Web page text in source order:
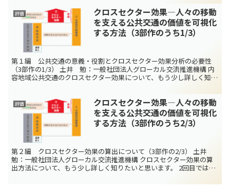
評価
クロスセクター効果―人々の移動
を支える公共交通の価値を可視化
する方法（3部作のうち1/3）
第１編 公共交通の意義・役割とクロスセクター効果分析の必要性
（3部作の1/3） 土井 勉：一般社団法人グローカル交流推進機構 内
容地域公共交通のクロスセクター効果について、もう少し詳しく知り
評価
クロスセクター効果―人々の移動
を支える公共交通の価値を可視化
する方法（3部作のうち2/3）
第２編 クロスセクター効果の算出について（3部作の2/3） 土井
勉：一般社団法人グローカル交流推進機構 クロスセクター効果の算
出方法について、もう少し詳しく知りたいと思います。 2回目ではク